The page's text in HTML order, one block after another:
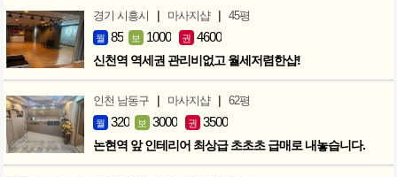
경기 시흥시 | 마사지샵 | 45평
월 85 보 1000 권 4600
신천역 역세권 관리비없고 월세저렴한샵!
인천 남동구 | 마사지샵 | 62평
월 320 보 3000 권 3500
논현역 앞 인테리어 최상급 초초초 급매로 내놓습니다.